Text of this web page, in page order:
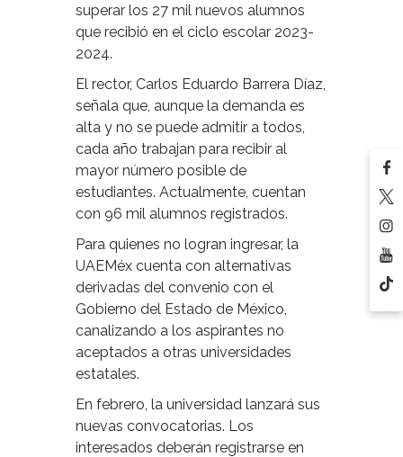
superar los 27 mil nuevos alumnos
que recibió en el ciclo escolar 2023-
2024.
El rector, Carlos Eduardo Barrera Díaz,
señala que, aunque la demanda es
alta y no se puede admitir a todos,
cada año trabajan para recibir al
mayor número posible de
estudiantes. Actualmente, cuentan
con 96 mil alumnos registrados.
Para quienes no logran ingresar, la
UAEMéx cuenta con alternativas
derivadas del convenio con el
Gobierno del Estado de México,
canalizando a los aspirantes no
aceptados a otras universidades
estatales.
En febrero, la universidad lanzará sus
nuevas convocatorias. Los
interesados deberán registrarse en